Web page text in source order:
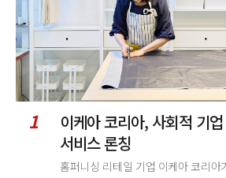
1
이케아 코리아, 사회적 기
서비스 론칭